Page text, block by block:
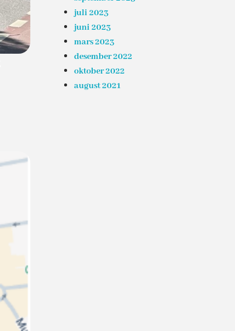
juli 2023
juni 2023
mars 2023
desember 2022
oktober 2022
august 2021